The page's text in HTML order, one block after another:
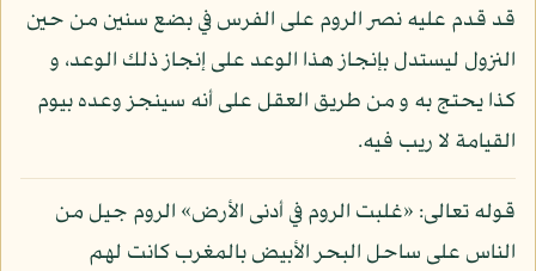
قد قدم عليه نصر الروم على الفرس في بضع سنين من حين
النزول ليستدل بإنجاز هذا الوعد على إنجاز ذلك الوعد، و
كذا يحتج به و من طريق العقل على أنه سينجز وعده بيوم
القيامة لا ريب فيه.
قوله تعالى: «غلبت الروم في أدنى الأرض» الروم جيل من
الناس على ساحل البحر الأبيض بالمغرب كانت لهم